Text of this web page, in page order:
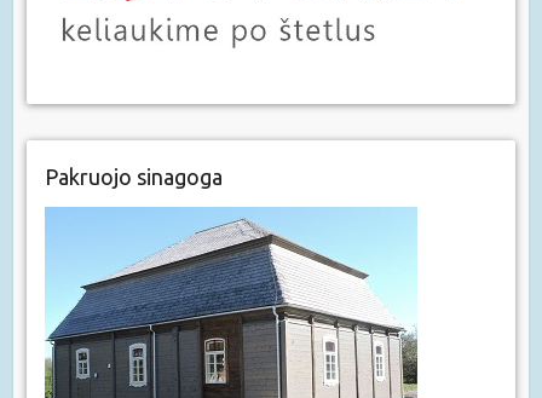
Pakruojo sinagoga